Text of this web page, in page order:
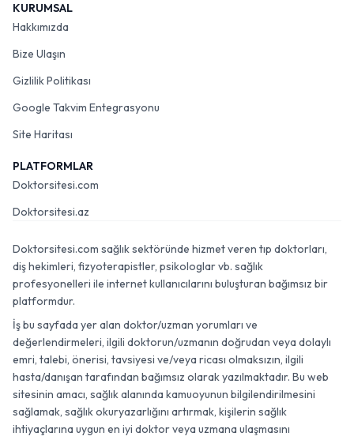
KURUMSAL
Hakkımızda
Bize Ulaşın
Gizlilik Politikası
Google Takvim Entegrasyonu
Site Haritası
PLATFORMLAR
Doktorsitesi.com
Doktorsitesi.az
Doktorsitesi.com sağlık sektöründe hizmet veren tıp doktorları,
diş hekimleri, fizyoterapistler, psikologlar vb. sağlık
profesyonelleri ile internet kullanıcılarını buluşturan bağımsız bir
platformdur.
İş bu sayfada yer alan doktor/uzman yorumları ve
değerlendirmeleri, ilgili doktorun/uzmanın doğrudan veya dolaylı
emri, talebi, önerisi, tavsiyesi ve/veya ricası olmaksızın, ilgili
hasta/danışan tarafından bağımsız olarak yazılmaktadır. Bu web
sitesinin amacı, sağlık alanında kamuoyunun bilgilendirilmesini
sağlamak, sağlık okuryazarlığını artırmak, kişilerin sağlık
ihtiyaçlarına uygun en iyi doktor veya uzmana ulaşmasını